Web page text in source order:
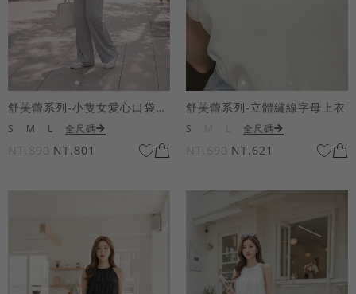
舒芙蕾系列-小隻女愛心口袋寬褲
S M L 全尺碼
NT.890 NT.801
舒芙蕾系列-立體繡線字母上衣
S 全尺碼
NT.690 NT.621